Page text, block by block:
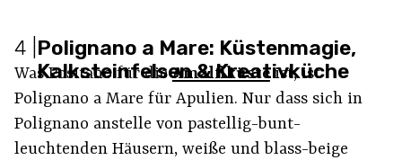
4 Polignano a Mare: Küstenmagie,
Kalksteinfelsen & Kreativküche
Was Positano für dieAmalfiküsteist, ist
Polignano a Mare für Apulien. Nur dass sich in
Polignano anstelle von pastellig-bunt-
leuchtenden Häusern, weiße und blass-beige